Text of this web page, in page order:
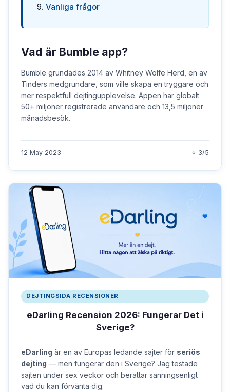
Vanliga frågor
Vad är Bumble app?
Bumble grundades 2014 av Whitney Wolfe Herd, en av
Tinders medgrundare, som ville skapa en tryggare och
mer respektfull dejtingupplevelse. Appen har globalt
50+ miljoner registrerade användare och 13,5 miljoner
månadsbesök.
12 May 2023 ⭐ 3/5
DEJTINGSIDA RECENSIONER
eDarling Recension 2026: Fungerar Det i
Sverige?
eDarling är en av Europas ledande sajter för seriös
dejting — men fungerar den i Sverige? Jag testade
sajten under sex veckor och berättar sanningsenligt
vad du kan förvänta dig.